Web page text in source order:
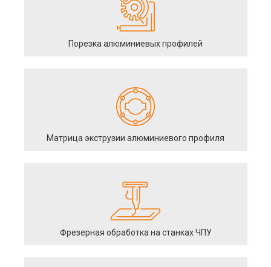
Порезка алюминиевых профилей
Матрица экструзии алюминиевого профиля
Фрезерная обработка на станках ЧПУ